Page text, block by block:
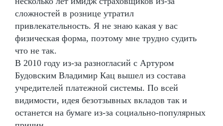
сложностей в рознице утратил
привлекательность. Я не знаю какая у вас
физическая форма, поэтому мне трудно судить
что не так.
В 2010 году из-за разногласий с Артуром
Будовским Владимир Кац вышел из состава
учредителей платежной системы. По всей
видимости, идея безотзывных вкладов так и
останется на бумаге из-за социально-популярных